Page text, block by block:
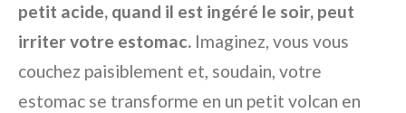
petit acide, quand il est ingéré le soir, peut
irriter votre estomac. Imaginez, vous vous
couchez paisiblement et, soudain, votre
estomac se transforme en un petit volcan en